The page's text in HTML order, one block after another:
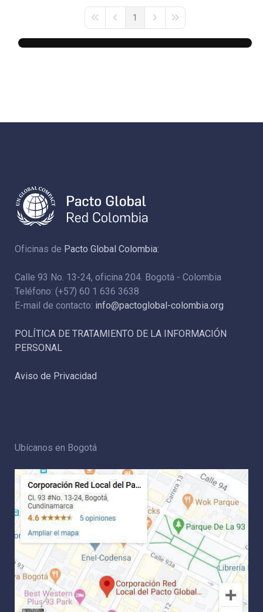
First PagePrevious Page
1
Next PageLast Page
Oficinas de Pacto Global Colombia:
Calle 93 No. 13-24, oficina 204. Bogotá - Colombia
Teléfono: (+57) 60 1 636 3638
E-mail de contacto: info@pactoglobal-colombia.org
POLÍTICA DE TRATAMIENTO DE LA INFORMACIÓN
PERSONAL
Aviso de Privacidad
Ubícanos en Bogotá